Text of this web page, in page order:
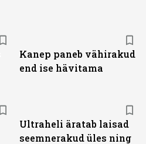
Kanep paneb vähirakud
end ise hävitama
Ultraheli äratab laisad
seemnerakud üles ning